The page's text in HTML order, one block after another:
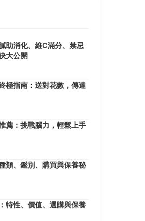
助消化、維C滿分、禁忌
大公開
極指南：送對花數，傳達
薦：挑戰腦力，輕鬆上手
類、鑑別、購買與保養秘
特性、價值、選購與保養